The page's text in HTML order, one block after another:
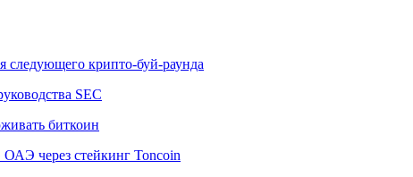
следующего крипто-буй-раунда
SEC
биткоин
через стейкинг Toncoin